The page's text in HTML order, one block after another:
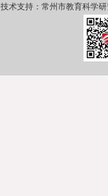
技术支持：常州市教育科学